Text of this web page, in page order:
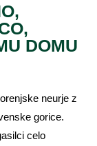
DOMU
neurje z
gorice.
celo